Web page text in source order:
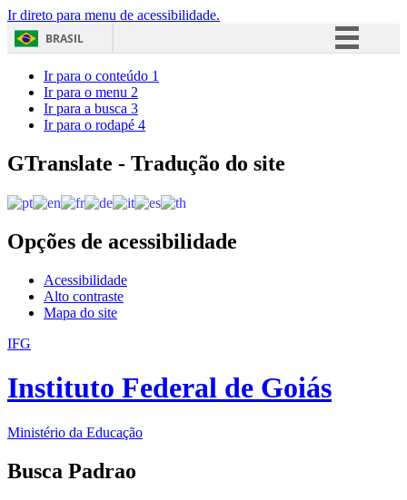
Ir direto para menu de acessibilidade.
BRASIL
Acesso à informação
Ir para o conteúdo 1
Ir para o menu 2
Ir para a busca 3
Ir para o rodapé 4
GTranslate - Tradução do site
Opções de acessibilidade
Acessibilidade
Alto contraste
Mapa do site
IFG
Instituto Federal de Goiás
Ministério da Educação
Busca Padrao